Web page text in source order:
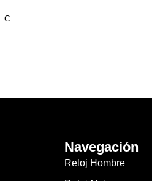
C
Navegación
Reloj Hombre